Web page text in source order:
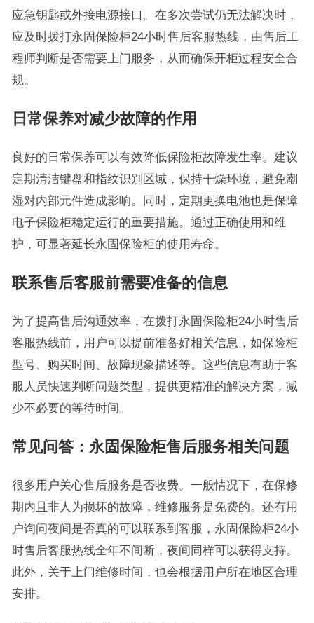
应急钥匙或外接电源接口。在多次尝试仍无法解决时，
应及时拨打永固保险柜24小时售后客服热线，由售后工
程师判断是否需要上门服务，从而确保开柜过程安全合
规。
日常保养对减少故障的作用
良好的日常保养可以有效降低保险柜故障发生率。建议
定期清洁键盘和指纹识别区域，保持干燥环境，避免潮
湿对内部元件造成影响。同时，定期更换电池也是保障
电子保险柜稳定运行的重要措施。通过正确使用和维
护，可显著延长永固保险柜的使用寿命。
联系售后客服前需要准备的信息
为了提高售后沟通效率，在拨打永固保险柜24小时售后
客服热线前，用户可以提前准备好相关信息，如保险柜
型号、购买时间、故障现象描述等。这些信息有助于客
服人员快速判断问题类型，提供更精准的解决方案，减
少不必要的等待时间。
常见问答：永固保险柜售后服务相关问题
很多用户关心售后服务是否收费。一般情况下，在保修
期内且非人为损坏的故障，维修服务是免费的。还有用
户询问夜间是否真的可以联系到客服，永固保险柜24小
时售后客服热线全年不间断，夜间同样可以获得支持。
此外，关于上门维修时间，也会根据用户所在地区合理
安排。